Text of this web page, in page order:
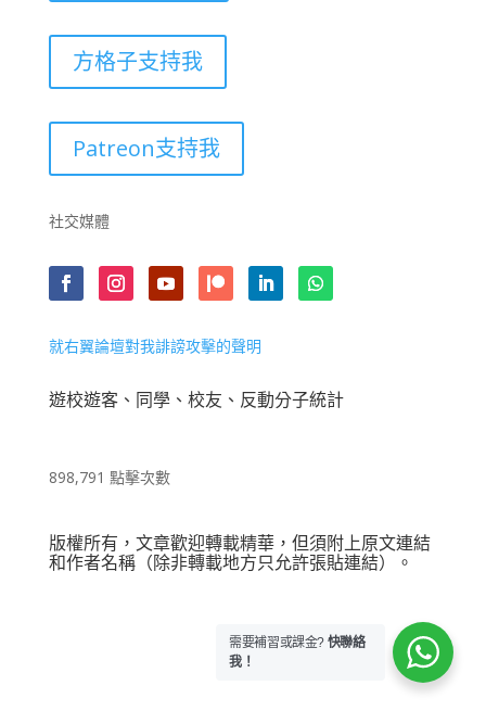
方格子支持我
Patreon支持我
社交媒體
就右翼論壇對我誹謗攻擊的聲明
遊校遊客、同學、校友、反動分子統計
898,791 點擊次數
版權所有，文章歡迎轉載精華，但須附上原文連結
和作者名稱（除非轉載地方只允許張貼連結）。
需要補習或課金? 快聯絡
我！